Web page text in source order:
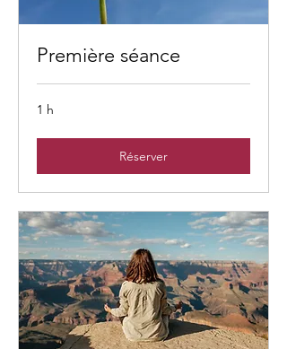
Première séance
1 h
Réserver